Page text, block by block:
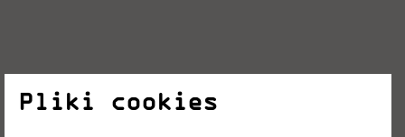
Pliki cookies